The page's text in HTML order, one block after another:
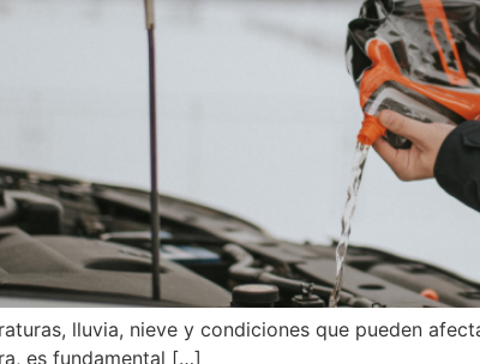
lluvia, nieve y condiciones que pueden
es fundamental […]